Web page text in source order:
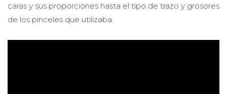
caras y sus proporciones hasta el tipo de trazo y grosores
de los pinceles que utilizaba.